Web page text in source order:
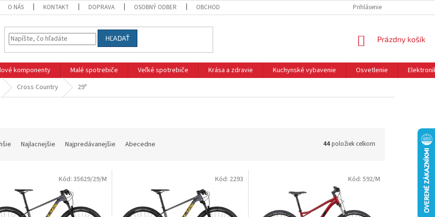
O NÁS KONTAKT DOPRAVA OSOBNÝ ODBER OBCHODNÉ PODMIENKY OCHRANA OSOBNÝCH ÚDAJOV REKLAMÁCIE
Prihlásenie
HĽADAŤ
NÁKUPNÝ
Prázdny košík
komponenty Malé spotrebiče Veľké spotrebiče Krása a zdravie Kuchynské vybavenie Osvetlenie
Cross Country 29"
Najlacnejšie Najpredávanejšie Abecedne 44položiek celkom
Kód: 35629/29/M Kód: 2293 Kód: 592/M